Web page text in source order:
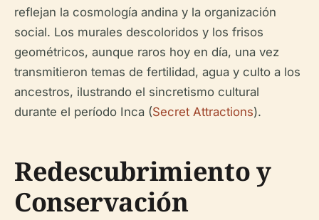
reflejan la cosmología andina y la organización
social. Los murales descoloridos y los frisos
geométricos, aunque raros hoy en día, una vez
transmitieron temas de fertilidad, agua y culto a los
ancestros, ilustrando el sincretismo cultural
durante el período Inca (Secret Attractions).
Redescubrimiento y
Conservación